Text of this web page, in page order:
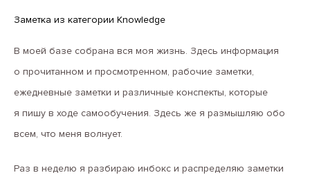
Заметка из категории Knowledge
В моей базе собрана вся моя жизнь. Здесь информация
о прочитанном и просмотренном, рабочие заметки,
ежедневные заметки и различные конспекты, которые
я пишу в ходе самообучения. Здесь же я размышляю обо
всем, что меня волнует.
Раз в неделю я разбираю инбокс и распределяю заметки